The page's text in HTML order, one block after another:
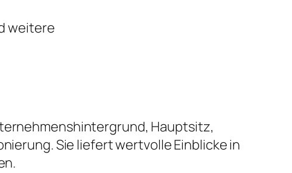
weitere
Hauptsitz,
Sie liefert wertvolle Einblicke in